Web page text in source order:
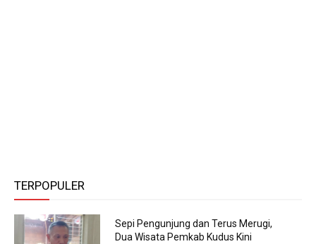
TERPOPULER
Sepi Pengunjung dan Terus Merugi,
Dua Wisata Pemkab Kudus Kini